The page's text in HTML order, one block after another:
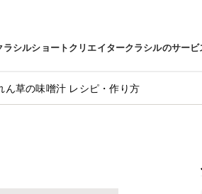
ラシルショートクリエイタークラシルのサービ
ん草の味噌汁 レシピ・作り方